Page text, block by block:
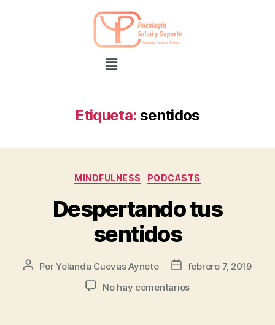
Etiqueta: sentidos
MINDFULNESS PODCASTS
Despertando tus
sentidos
PorYolanda Cuevas Ayneto
febrero 7, 2019
No hay comentarios